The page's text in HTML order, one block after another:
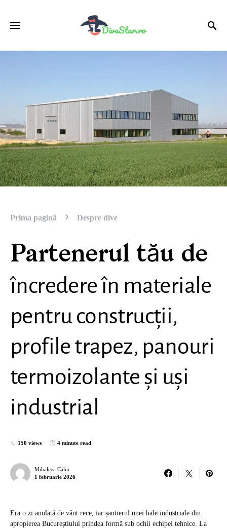
Prima pagină Despre dive
Partenerul tău de
încredere în materiale
pentru construcții,
profile trapez, panouri
termoizolante și uși
industrial
150 views 4 minute read
Mihalcea Calin
1 februarie 2026
Era o zi anulată de vânt rece, iar șantierul unei hale industriale din
apropierea Bucureștiului prindea formă sub ochii echipei tehnice. La